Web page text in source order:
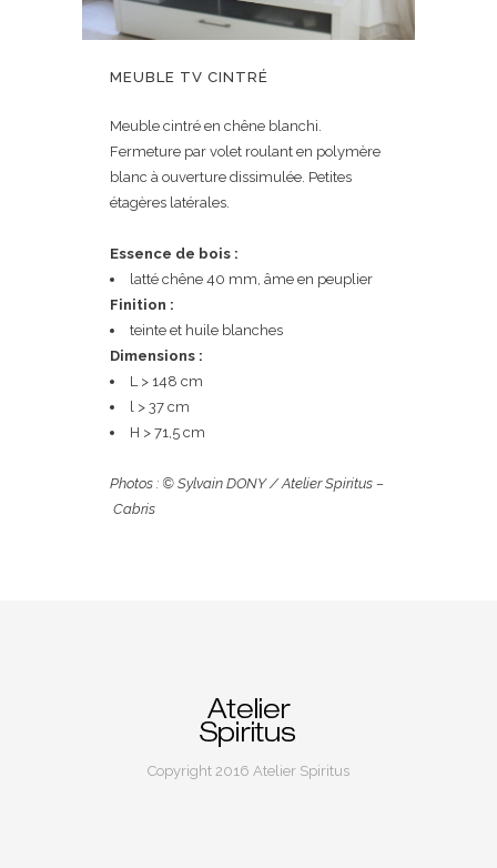
MEUBLE TV CINTRÉ
Meuble cintré en chêne blanchi.
Fermeture par volet roulant en polymère
blanc à ouverture dissimulée. Petites
étagères latérales.
Essence de bois :
latté chêne 40 mm, âme en peuplier
Finition :
teinte et huile blanches
Dimensions :
L > 148 cm
l > 37 cm
H > 71,5 cm
Photos : © Sylvain DONY / Atelier Spiritus –
Cabris
Copyright 2016 Atelier Spiritus